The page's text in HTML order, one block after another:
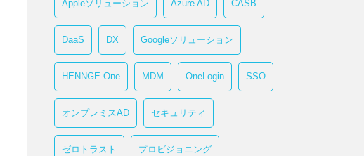
Appleソリューション Azure AD CASB
DaaS DX Googleソリューション
HENNGE One MDM OneLogin SSO
オンプレミスAD セキュリティ
ゼロトラスト プロビジョニング